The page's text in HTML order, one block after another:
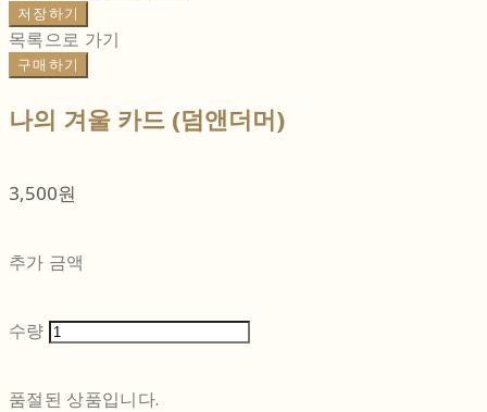
저장하기
목록으로 가기
구매하기
나의 겨울 카드 (덤앤더머)
3,500원
추가 금액
수량
품절된 상품입니다.